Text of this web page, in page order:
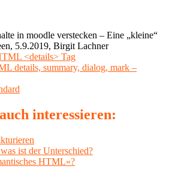
in moodle verstecken – Eine „kleine“
5.9.2019, Birgit Lachner
<details> Tag
details, summary, dialog, mark –
interessieren:
ist der Unterschied?
HTML«?